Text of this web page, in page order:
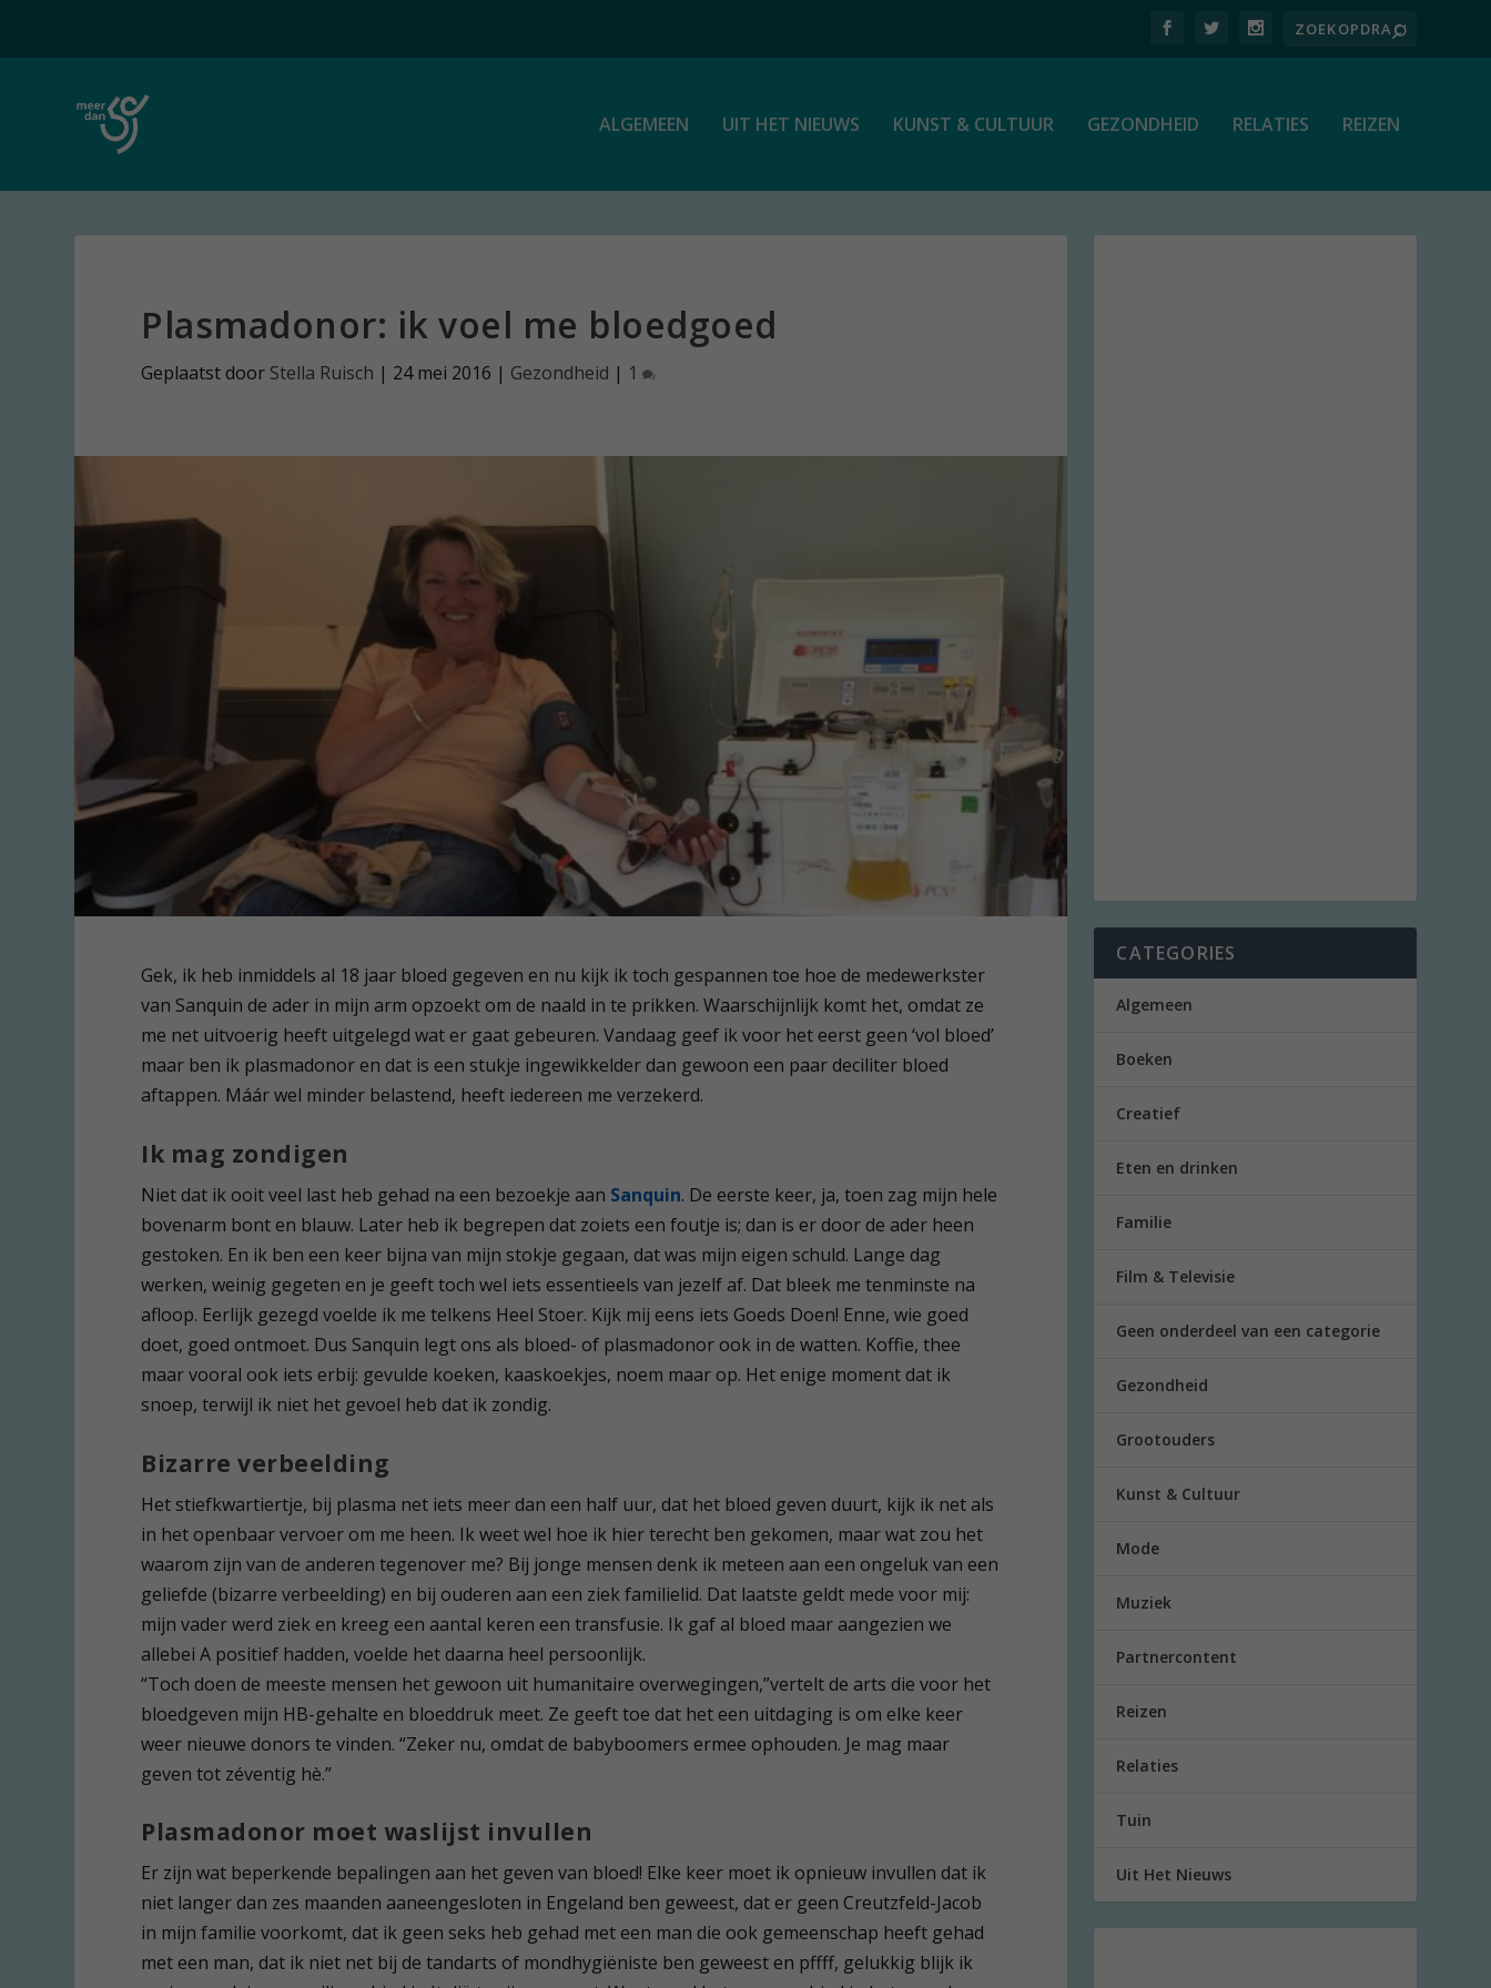
ALGEMEEN UIT HET NIEUWS KUNST & CULTUUR GEZONDHEID RELATIES REIZEN
Plasmadonor: ik voel me bloedgoed
Geplaatst door Stella Ruisch | 24 mei 2016 | Gezondheid | 1
Gek, ik heb inmiddels al 18 jaar bloed gegeven en nu kijk ik toch gespannen toe hoe de medewerkster
van Sanquin de ader in mijn arm opzoekt om de naald in te prikken. Waarschijnlijk komt het, omdat ze
me net uitvoerig heeft uitgelegd wat er gaat gebeuren. Vandaag geef ik voor het eerst geen ‘vol bloed’
maar ben ik plasmadonor en dat is een stukje ingewikkelder dan gewoon een paar deciliter bloed
aftappen. Máár wel minder belastend, heeft iedereen me verzekerd.
Ik mag zondigen
Niet dat ik ooit veel last heb gehad na een bezoekje aan Sanquin. De eerste keer, ja, toen zag mijn hele
bovenarm bont en blauw. Later heb ik begrepen dat zoiets een foutje is; dan is er door de ader heen
gestoken. En ik ben een keer bijna van mijn stokje gegaan, dat was mijn eigen schuld. Lange dag
werken, weinig gegeten en je geeft toch wel iets essentieels van jezelf af. Dat bleek me tenminste na
afloop. Eerlijk gezegd voelde ik me telkens Heel Stoer. Kijk mij eens iets Goeds Doen! Enne, wie goed
doet, goed ontmoet. Dus Sanquin legt ons als bloed- of plasmadonor ook in de watten. Koffie, thee
maar vooral ook iets erbij: gevulde koeken, kaaskoekjes, noem maar op. Het enige moment dat ik
snoep, terwijl ik niet het gevoel heb dat ik zondig.
Bizarre verbeelding
Het stiefkwartiertje, bij plasma net iets meer dan een half uur, dat het bloed geven duurt, kijk ik net als
in het openbaar vervoer om me heen. Ik weet wel hoe ik hier terecht ben gekomen, maar wat zou het
waarom zijn van de anderen tegenover me? Bij jonge mensen denk ik meteen aan een ongeluk van een
geliefde (bizarre verbeelding) en bij ouderen aan een ziek familielid. Dat laatste geldt mede voor mij:
mijn vader werd ziek en kreeg een aantal keren een transfusie. Ik gaf al bloed maar aangezien we
allebei A positief hadden, voelde het daarna heel persoonlijk.
“Toch doen de meeste mensen het gewoon uit humanitaire overwegingen,”vertelt de arts die voor het
bloedgeven mijn HB-gehalte en bloeddruk meet. Ze geeft toe dat het een uitdaging is om elke keer
weer nieuwe donors te vinden. “Zeker nu, omdat de babyboomers ermee ophouden. Je mag maar
geven tot zéventig hè.”
Plasmadonor moet waslijst invullen
Er zijn wat beperkende bepalingen aan het geven van bloed! Elke keer moet ik opnieuw invullen dat ik
niet langer dan zes maanden aaneengesloten in Engeland ben geweest, dat er geen Creutzfeld-Jacob
in mijn familie voorkomt, dat ik geen seks heb gehad met een man die ook gemeenschap heeft gehad
met een man, dat ik niet net bij de tandarts of mondhygiëniste ben geweest en pffff, gelukkig blijk ik
CATEGORIES
Algemeen
Boeken
Creatief
Eten en drinken
Familie
Film & Televisie
Geen onderdeel van een categorie
Gezondheid
Grootouders
Kunst & Cultuur
Mode
Muziek
Partnercontent
Reizen
Relaties
Tuin
Uit Het Nieuws